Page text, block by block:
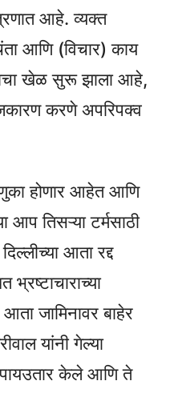
आहे. व्यक्त
आणि (विचार) काय
खेळ सुरू झाला आहे,
करणे अपरिपक्व
होणार आहेत आणि
आप तिसऱ्या टर्मसाठी
आता रद्द
भ्रष्टाचाराच्या
जामिनावर बाहेर
यांनी गेल्या
पायउतार केले आणि ते